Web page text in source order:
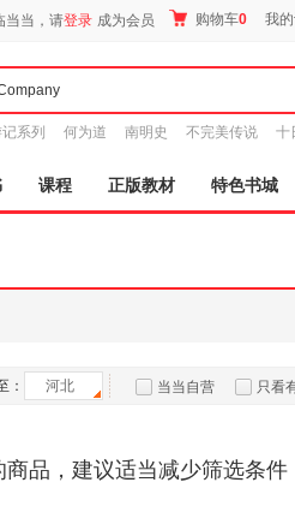
当当，请登录 成为会员 购物车0 我
系列 何为道 南明史 不完美传说 十
课程 正版教材 特色书城
： 河北 当当自营 只看
品，建议适当减少筛选条件